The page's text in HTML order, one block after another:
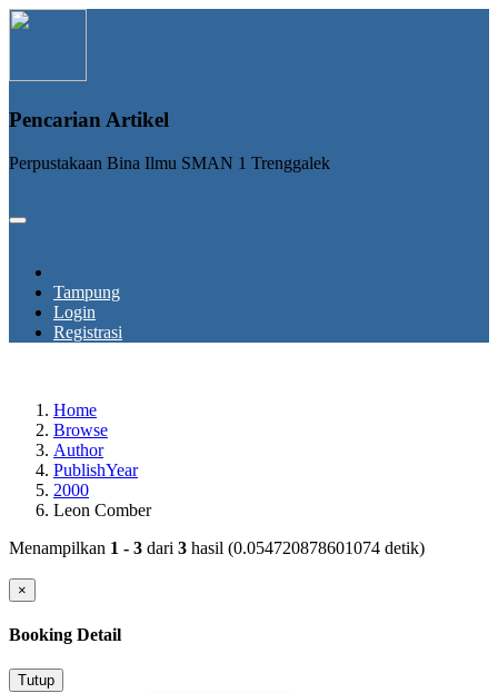
Pencarian Artikel
Perpustakaan Bina Ilmu SMAN 1 Trenggalek
Tampung
Login
Registrasi
Home
Browse
Author
PublishYear
2000
Leon Comber
Menampilkan 1 - 3 dari 3 hasil (0.054720878601074 detik)
×
Booking Detail
Tutup